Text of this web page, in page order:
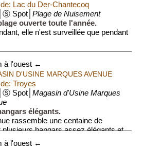
Lac du Der-Chantecoq
Spot│Plage de Nuisement
ouverte toute l'année.
elle n'est surveillée que pendant
à l'ouest ←
D'USINE MARQUES AVENUE
Troyes
Spot│Magasin d'Usine Marques
élégants.
rassemble une centaine de
hangars assez élégants et
Avenue est le groupe leader
à l'ouest ←